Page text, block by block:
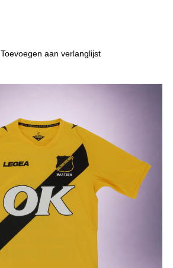
Toevoegen aan verlanglijst